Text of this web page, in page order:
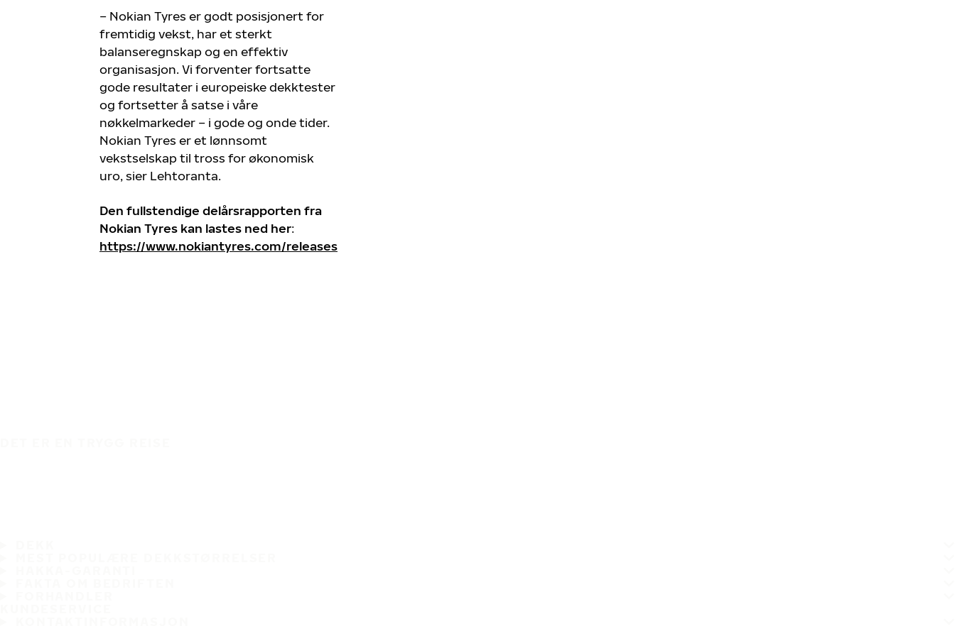
– Nokian Tyres er godt posisjonert for
fremtidig vekst, har et sterkt
balanseregnskap og en effektiv
organisasjon. Vi forventer fortsatte
gode resultater i europeiske dekktester
og fortsetter å satse i våre
nøkkelmarkeder – i gode og onde tider.
Nokian Tyres er et lønnsomt
vekstselskap til tross for økonomisk
uro, sier Lehtoranta.
Den fullstendige delårsrapporten fra
Nokian Tyres kan lastes ned her:
https://www.nokiantyres.com/releases